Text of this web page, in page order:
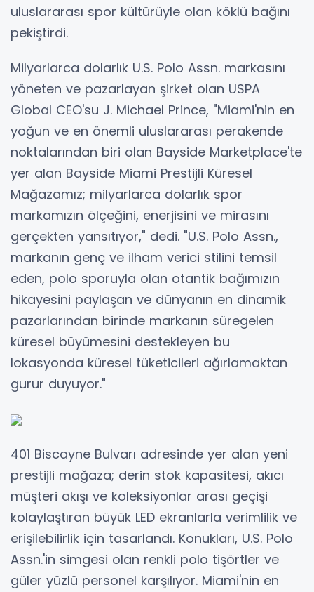
uluslararası spor kültürüyle olan köklü bağını
pekiştirdi.
Milyarlarca dolarlık U.S. Polo Assn. markasını
yöneten ve pazarlayan şirket olan USPA
Global CEO'su J. Michael Prince, "Miami'nin en
yoğun ve en önemli uluslararası perakende
noktalarından biri olan Bayside Marketplace'te
yer alan Bayside Miami Prestijli Küresel
Mağazamız; milyarlarca dolarlık spor
markamızın ölçeğini, enerjisini ve mirasını
gerçekten yansıtıyor," dedi. "U.S. Polo Assn.,
markanın genç ve ilham verici stilini temsil
eden, polo sporuyla olan otantik bağımızın
hikayesini paylaşan ve dünyanın en dinamik
pazarlarından birinde markanın süregelen
küresel büyümesini destekleyen bu
lokasyonda küresel tüketicileri ağırlamaktan
gurur duyuyor."
401 Biscayne Bulvarı adresinde yer alan yeni
prestijli mağaza; derin stok kapasitesi, akıcı
müşteri akışı ve koleksiyonlar arası geçişi
kolaylaştıran büyük LED ekranlarla verimlilik ve
erişilebilirlik için tasarlandı. Konukları, U.S. Polo
Assn.'in simgesi olan renkli polo tişörtler ve
güler yüzlü personel karşılıyor. Miami'nin en